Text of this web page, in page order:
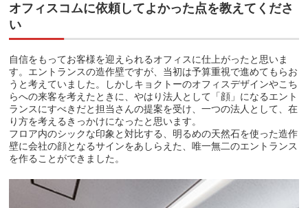
オフィスコムに依頼してよかった点を教えてくださ
い
自信をもってお客様を迎えられるオフィスに仕上がったと思いま
す。エントランスの造作壁ですが、当初は予算重視で進めてもらお
うと考えていました。しかしキョクトーのオフィスデザインやこち
らへの来客を考えたときに、やはり法人として「顔」になるエント
ランスにすべきだと担当さんの提案を受け、一つの法人として、在
り方を考えるきっかけになったと思います。
フロア内のシックな印象と対比する、明るめの天然石を使った造作
壁に会社の顔となるサインをあしらえた、唯一無二のエントランス
を作ることができました。